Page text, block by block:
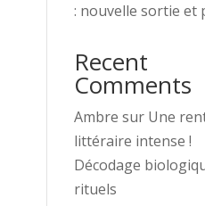
: nouvelle sortie et
Recent
Comments
Ambre sur Une
littéraire intense !
Décodage
rituels